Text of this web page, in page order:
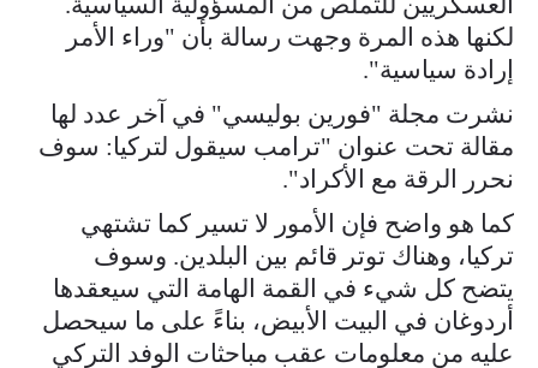
لكنها هذه المرة وجهت رسالة بأن "وراء الأمر
إرادة سياسية".
نشرت مجلة "فورين بوليسي" في آخر عدد لها
مقالة تحت عنوان "ترامب سيقول لتركيا: سوف
نحرر الرقة مع الأكراد".
كما هو واضح فإن الأمور لا تسير كما تشتهي
تركيا، وهناك توتر قائم بين البلدين. وسوف
يتضح كل شيء في القمة الهامة التي سيعقدها
أردوغان في البيت الأبيض، بناءً على ما سيحصل
عليه من معلومات عقب مباحثات الوفد التركي